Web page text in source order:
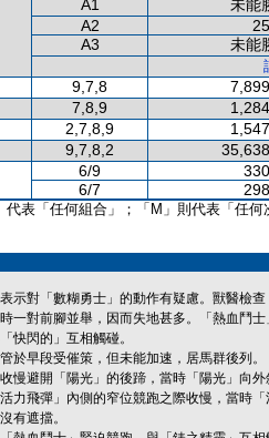
A1
未能
A2
A3
未能
9,7,8
7,8,9
2,7,8,9
9,7,8,2
6/9
6/7
表「任何組合」；「M」則代表「任何
示對「數糊勇士」的動作有疑慮。獸醫檢
一對前腳並舉，因而失地甚多。「熱血鬥
快閃的」互相觸碰。
於早段受催策，但未能加速，居馬群後列。
慢避開「陽光」的後蹄，當時「陽光」向外
力飛彈」內側的窄位競跑之際收慢，當時
有遮擋。